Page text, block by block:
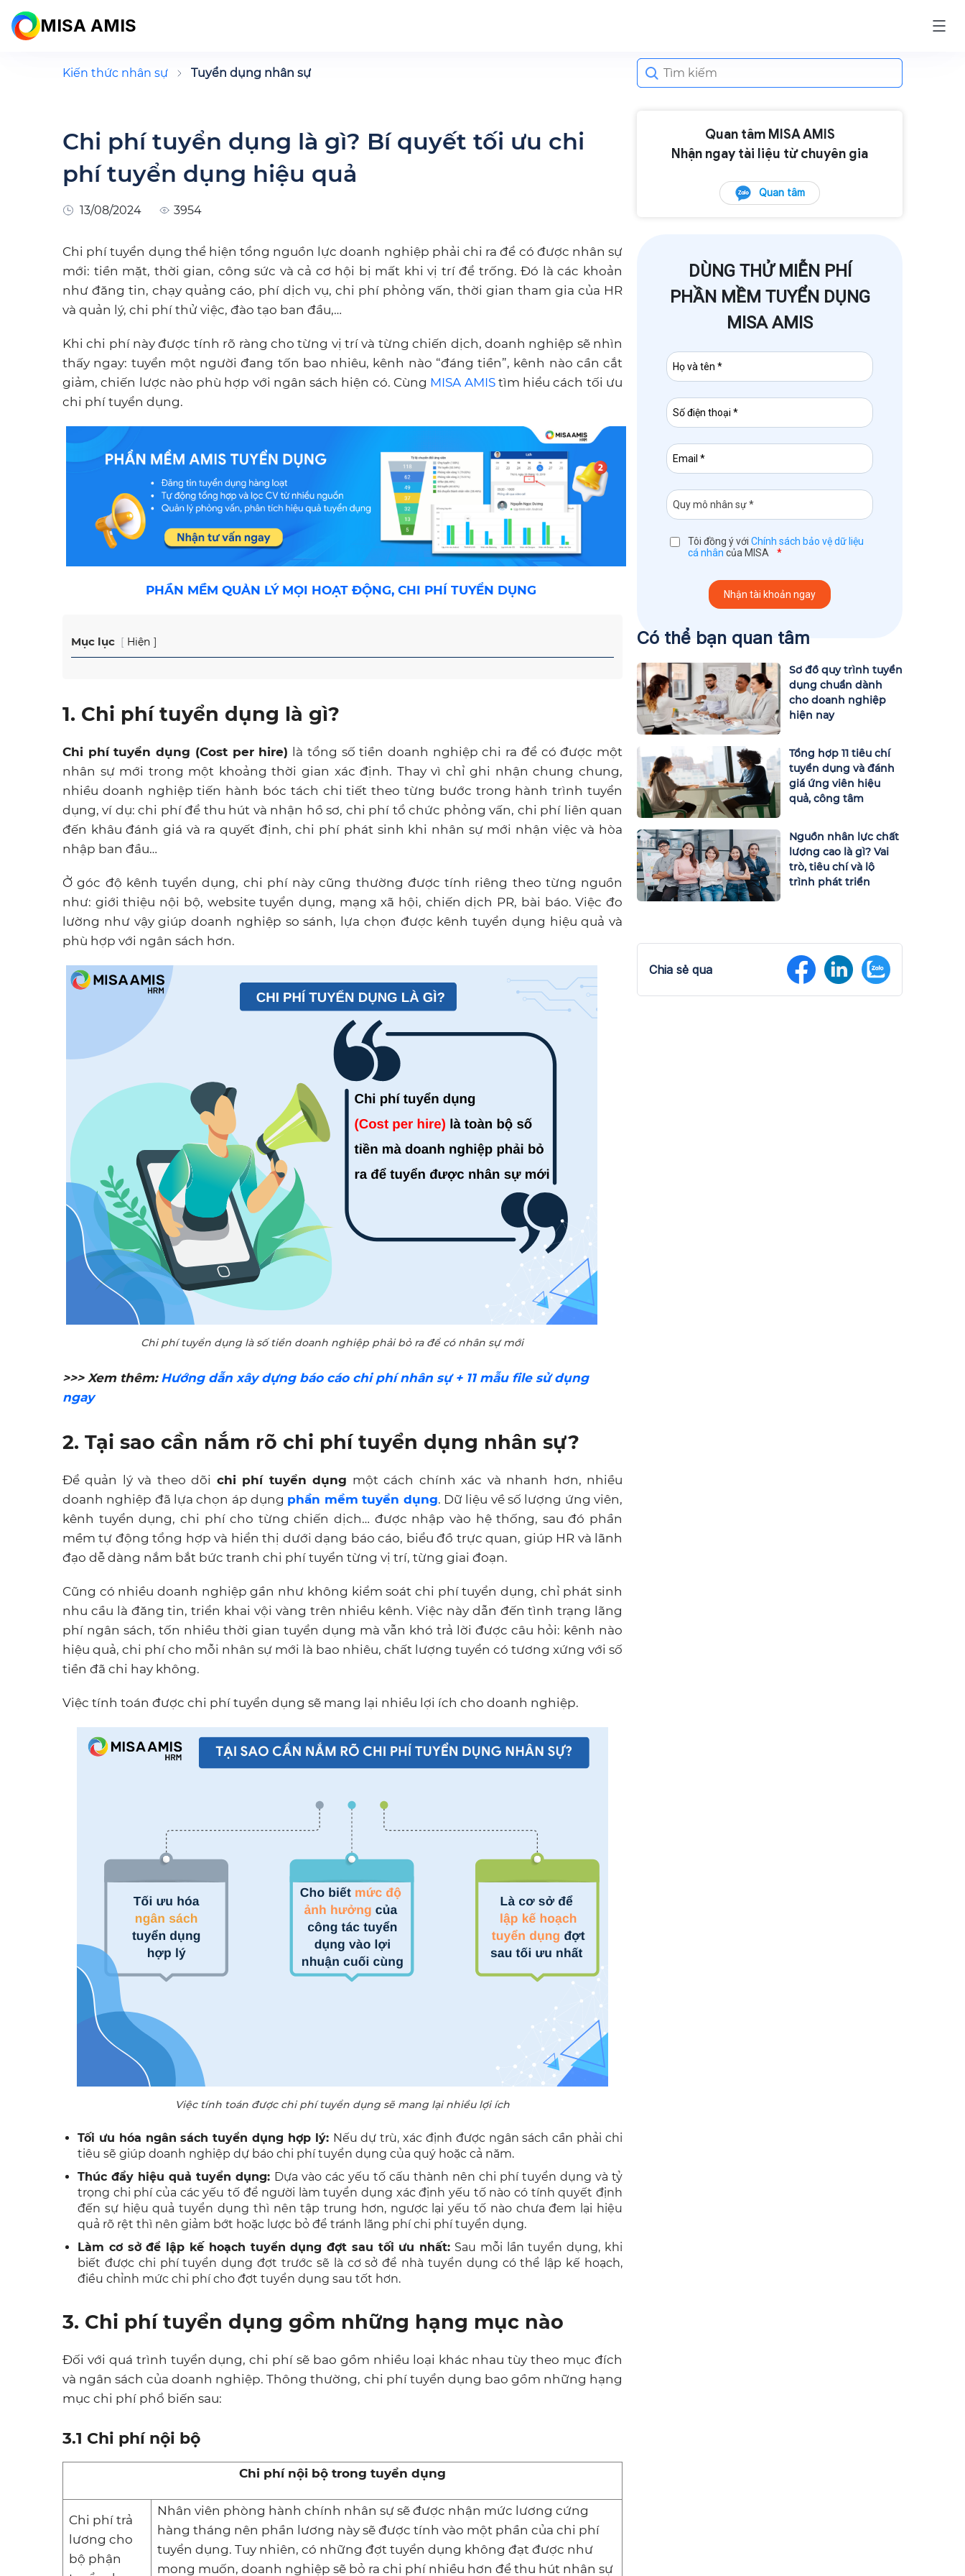
MISA AMIS
Kiến thức nhân sự Tuyển dụng nhân sự
Search
for:
Chi phí tuyển dụng là gì? Bí quyết tối ưu chi
phí tuyển dụng hiệu quả
13/08/2024 3954
Chi phí tuyển dụng thể hiện tổng nguồn lực doanh nghiệp phải chi ra để có được nhân sự
mới: tiền mặt, thời gian, công sức và cả cơ hội bị mất khi vị trí để trống. Đó là các khoản
như đăng tin, chạy quảng cáo, phí dịch vụ, chi phí phỏng vấn, thời gian tham gia của HR
và quản lý, chi phí thử việc, đào tạo ban đầu,…
Khi chi phí này được tính rõ ràng cho từng vị trí và từng chiến dịch, doanh nghiệp sẽ nhìn
thấy ngay: tuyển một người đang tốn bao nhiêu, kênh nào “đáng tiền”, kênh nào cần cắt
giảm, chiến lược nào phù hợp với ngân sách hiện có. Cùng MISA AMIStìm hiểu cách tối ưu
chi phí tuyển dụng.
PHẦN MỀM QUẢN LÝ MỌI HOẠT ĐỘNG, CHI PHÍ TUYỂN DỤNG
Mục lục Hiện
1. Chi phí tuyển dụng là gì?
Chi phí tuyển dụng (Cost per hire) là tổng số tiền doanh nghiệp chi ra để có được một
nhân sự mới trong một khoảng thời gian xác định. Thay vì chỉ ghi nhận chung chung,
nhiều doanh nghiệp tiến hành bóc tách chi tiết theo từng bước trong hành trình tuyển
dụng, ví dụ: chi phí để thu hút và nhận hồ sơ, chi phí tổ chức phỏng vấn, chi phí liên quan
đến khâu đánh giá và ra quyết định, chi phí phát sinh khi nhân sự mới nhận việc và hòa
nhập ban đầu…
Ở góc độ kênh tuyển dụng, chi phí này cũng thường được tính riêng theo từng nguồn
như: giới thiệu nội bộ, website tuyển dụng, mạng xã hội, chiến dịch PR, bài báo. Việc đo
lường như vậy giúp doanh nghiệp so sánh, lựa chọn được kênh tuyển dụng hiệu quả và
phù hợp với ngân sách hơn.
Chi phí tuyển dụng là số tiền doanh nghiệp phải bỏ ra để có nhân sự mới
>>> Xem thêm: Hướng dẫn xây dựng báo cáo chi phí nhân sự + 11 mẫu file sử dụng
ngay
2. Tại sao cần nắm rõ chi phí tuyển dụng nhân sự?
Để quản lý và theo dõi chi phí tuyển dụng một cách chính xác và nhanh hơn, nhiều
doanh nghiệp đã lựa chọn áp dụng phần mềm tuyển dụng. Dữ liệu về số lượng ứng viên,
kênh tuyển dụng, chi phí cho từng chiến dịch… được nhập vào hệ thống, sau đó phần
mềm tự động tổng hợp và hiển thị dưới dạng báo cáo, biểu đồ trực quan, giúp HR và lãnh
đạo dễ dàng nắm bắt bức tranh chi phí tuyển từng vị trí, từng giai đoạn.
Cũng có nhiều doanh nghiệp gần như không kiểm soát chi phí tuyển dụng, chỉ phát sinh
nhu cầu là đăng tin, triển khai vội vàng trên nhiều kênh. Việc này dẫn đến tình trạng lãng
phí ngân sách, tốn nhiều thời gian tuyển dụng mà vẫn khó trả lời được câu hỏi: kênh nào
hiệu quả, chi phí cho mỗi nhân sự mới là bao nhiêu, chất lượng tuyển có tương xứng với số
tiền đã chi hay không.
Việc tính toán được chi phí tuyển dụng sẽ mang lại nhiều lợi ích cho doanh nghiệp.
Việc tính toán được chi phí tuyển dụng sẽ mang lại nhiều lợi ích
Tối ưu hóa ngân sách tuyển dụng hợp lý: Nếu dự trù, xác định được ngân sách cần phải chi
tiêu sẽ giúp doanh nghiệp dự báo chi phí tuyển dụng của quý hoặc cả năm.
Thúc đẩy hiệu quả tuyển dụng: Dựa vào các yếu tố cấu thành nên chi phí tuyển dụng và tỷ
trọng chi phí của các yếu tố để người làm tuyển dụng xác định yếu tố nào có tính quyết định
đến sự hiệu quả tuyển dụng thì nên tập trung hơn, ngược lại yếu tố nào chưa đem lại hiệu
quả rõ rệt thì nên giảm bớt hoặc lược bỏ để tránh lãng phí chi phí tuyển dụng.
Làm cơ sở để lập kế hoạch tuyển dụng đợt sau tối ưu nhất: Sau mỗi lần tuyển dụng, khi
biết được chi phí tuyển dụng đợt trước sẽ là cơ sở để nhà tuyển dụng có thể lập kế hoạch,
điều chỉnh mức chi phí cho đợt tuyển dụng sau tốt hơn.
3. Chi phí tuyển dụng gồm những hạng mục nào
Đối với quá trình tuyển dụng, chi phí sẽ bao gồm nhiều loại khác nhau tùy theo mục đích
và ngân sách của doanh nghiệp. Thông thường, chi phí tuyển dụng bao gồm những hạng
mục chi phí phổ biến sau:
3.1 Chi phí nội bộ
Chi phí nội bộ trong tuyển dụng
Chi phí trả
lương cho
bộ phận
Nhân viên phòng hành chính nhân sự sẽ được nhận mức lương cứng
hàng tháng nên phần lương này sẽ được tính vào một phần của chi phí
tuyển dụng. Tuy nhiên, có những đợt tuyển dụng không đạt được như
mong muốn, doanh nghiệp sẽ bỏ ra chi phí nhiều hơn để thu hút nhân sự
Quan tâm MISA AMIS
Nhận ngay tài liệu từ chuyên gia
Quan tâm
DÙNG THỬ MIỄN PHÍ
PHẦN MỀM TUYỂN DỤNG
MISA AMIS
Tôi đồng ý với Chính sách bảo vệ dữ liệu
cá nhân của MISA *
Có thể bạn quan tâm
Sơ đồ quy trình tuyển
dụng chuẩn dành
cho doanh nghiệp
hiện nay
Tổng hợp 11 tiêu chí
tuyển dụng và đánh
giá ứng viên hiệu
quả, công tâm
Nguồn nhân lực chất
lượng cao là gì? Vai
trò, tiêu chí và lộ
trình phát triển
Chia sẻ qua